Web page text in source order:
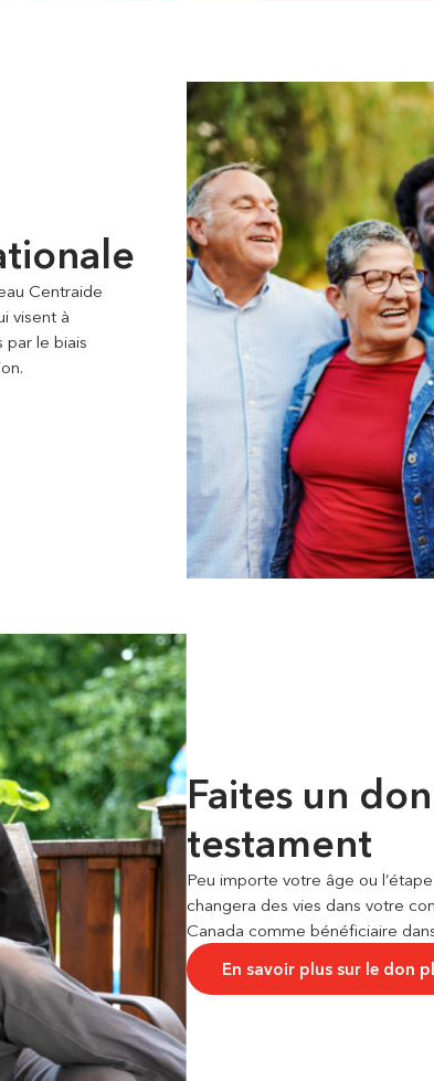
Centraide
visent à
le biais
Faites un
testament
Peu importe votre âge ou
changera des vies dans votre
Canada comme bénéficiaire
En savoir plus sur le don